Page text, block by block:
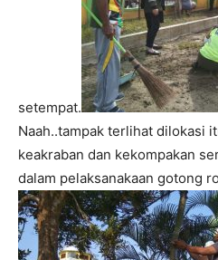
setempat.
Naah..tampak terlihat dilokasi
keakraban dan kekompakan
dalam pelaksanakaan gotong